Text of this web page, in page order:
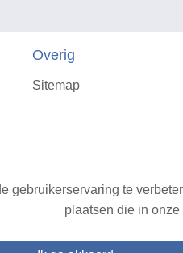
Overig
Sitemap
gebruikerservaring te
plaatsen die in